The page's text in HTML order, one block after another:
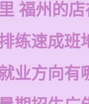
福州的
练速成班
业方向有